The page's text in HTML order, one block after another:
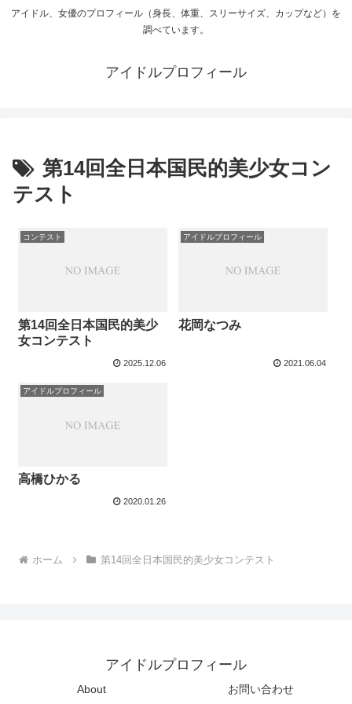
アイドル、女優のプロフィール（身長、体重、スリーサイズ、カップなど）を
調べています。
アイドルプロフィール
第14回全日本国民的美少女コン
テスト
コンテスト
第14回全日本国民的美少
女コンテスト
2025.12.06
アイドルプロフィール
花岡なつみ
2021.06.04
アイドルプロフィール
高橋ひかる
2020.01.26
ホーム 第14回全日本国民的美少女コンテスト
アイドルプロフィール
About お問い合わせ